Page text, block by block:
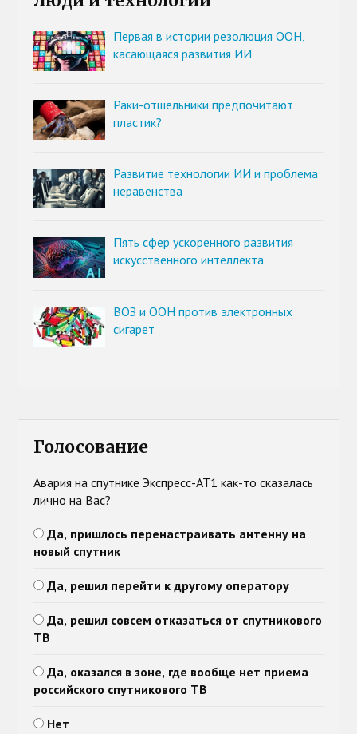
Первая в истории резолюция ООН,
касающаяся развития ИИ
Раки-отшельники предпочитают
пластик?
Развитие технологии ИИ и проблема
неравенства
Пять сфер ускоренного развития
искусственного интеллекта
ВОЗ и ООН против электронных
сигарет
Голосование
Авария на спутнике Экспресс-АТ1 как-то сказалась
лично на Вас?
Да, пришлось перенастраивать антенну на
новый спутник
Да, решил перейти к другому оператору
Да, решил совсем отказаться от спутникового
ТВ
Да, оказался в зоне, где вообще нет приема
российского спутникового ТВ
Нет